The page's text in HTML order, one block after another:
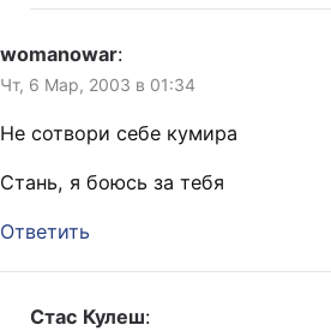
journal=tangol&itemid=5265
http://www.livejournal.com/ta
lkpost.bml?
32096
lkread.bml?
21
womanowar:
Чт, 6 Мар, 2003 в 01:34
Не сотвори себе кумира
Стань, я боюсь за тебя
Ответить
Стас Кулеш: